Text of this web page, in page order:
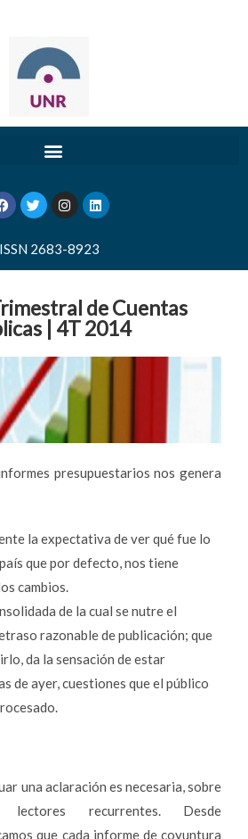
ISSN 2683-8923
de Cuentas
| 4T 2014
presupuestarios nos genera
la expectativa de ver qué fue lo
que por defecto, nos tiene
cambios.
de la cual se nutre el
razonable de publicación; que
da la sensación de estar
de ayer, cuestiones que el público
una aclaración es necesaria, sobre
recurrentes. Desde
que cada informe de coyuntura